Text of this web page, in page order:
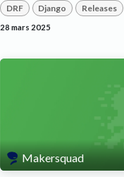
DRF Django Releases
28 mars 2025
Makersquad